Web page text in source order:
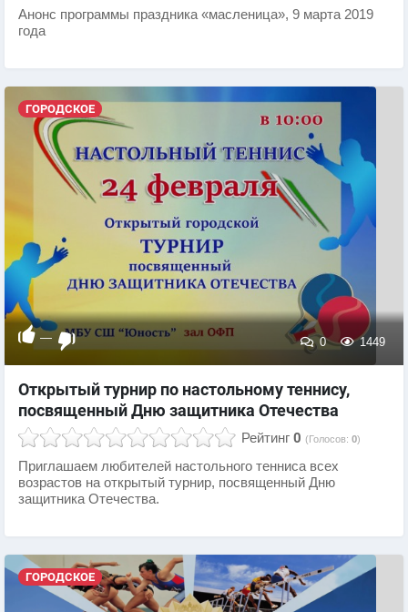
Анонс программы праздника «масленица», 9 марта 2019
года
ГОРОДСКОЕ
— 0 1449
Открытый турнир по настольному теннису,
посвященный Дню защитника Отечества
Рейтинг 0 (Голосов: 0)
Приглашаем любителей настольного тенниса всех
возрастов на открытый турнир, посвященный Дню
защитника Отечества.
ГОРОДСКОЕ